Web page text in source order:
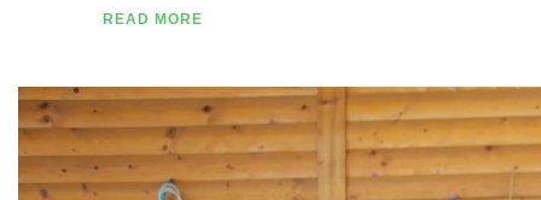
READ MORE